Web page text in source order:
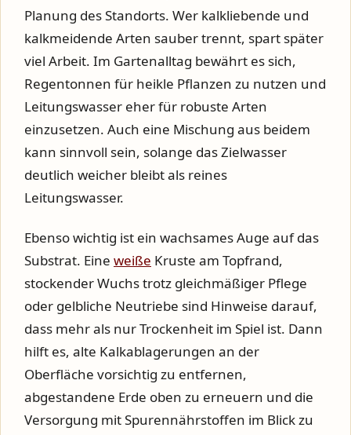
Planung des Standorts. Wer kalkliebende und
kalkmeidende Arten sauber trennt, spart später
viel Arbeit. Im Gartenalltag bewährt es sich,
Regentonnen für heikle Pflanzen zu nutzen und
Leitungswasser eher für robuste Arten
einzusetzen. Auch eine Mischung aus beidem
kann sinnvoll sein, solange das Zielwasser
deutlich weicher bleibt als reines
Leitungswasser.
Ebenso wichtig ist ein wachsames Auge auf das
Substrat. Eine weiße Kruste am Topfrand,
stockender Wuchs trotz gleichmäßiger Pflege
oder gelbliche Neutriebe sind Hinweise darauf,
dass mehr als nur Trockenheit im Spiel ist. Dann
hilft es, alte Kalkablagerungen an der
Oberfläche vorsichtig zu entfernen,
abgestandene Erde oben zu erneuern und die
Versorgung mit Spurennährstoffen im Blick zu